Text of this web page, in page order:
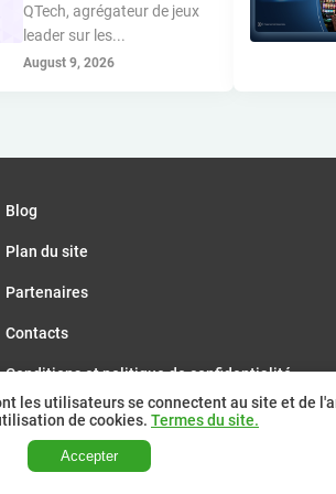
QTech, agrégateur de jeux
leader sur les...
August 9, 2026
Blog
Plan du site
Partenaires
Contacts
Conditions et politique de confidentialité
les utilisateurs se connectent au site et de
de cookies. Termes du site.
Accepter